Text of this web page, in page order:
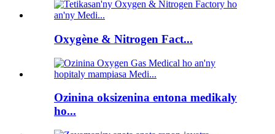
Oxygène & Nitrogen Fact...
Ozinina oksizenina entona medikaly
ho...